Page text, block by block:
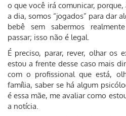
o que você irá comunicar,
a dia, somos “jogados” para dar
bebê sem sabermos
passar; isso não é legal.
É preciso, parar, rever, olhar os
estou a frente desse caso mais
com o profissional que está,
família, saber se há algum
é essa mãe, me avaliar como
a notícia.